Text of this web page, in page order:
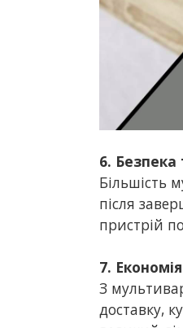
6.
Більшість
після
пристрій
7.
З
доставку,